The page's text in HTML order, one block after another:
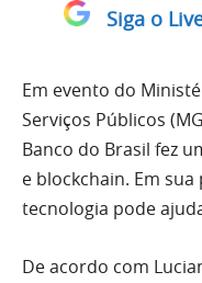
Siga o
Em evento do
Serviços Públicos
Banco do Brasil fez
e blockchain. Em
tecnologia pode
De acordo com